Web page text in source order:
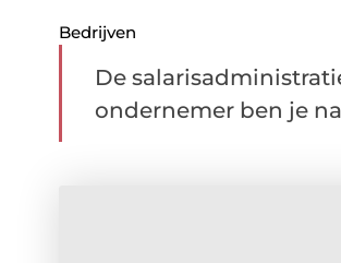
Bedrijven
De
ondernemer ben je